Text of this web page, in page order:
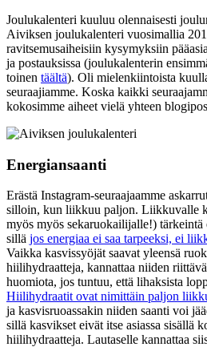
Joulukalenteri kuuluu olennaisesti
Aiviksen joulukalenteri vuosimallia
ravitsemusaiheisiin kysymyksiin
ja postauksissa (joulukalenterin
toinen täältä). Oli mielenkiintoista
seuraajiamme. Koska kaikki
kokosimme aiheet vielä yhteen
Energiansaanti
Erästä Instagram-seuraajaamme
silloin, kun liikkuu paljon. Liikkuvalle
myös myös sekaruokailijalle!) tärkeintä
sillä jos energiaa ei saa tarpeeksi, ei
Vaikka kasvissyöjät saavat yleensä
hiilihydraatteja, kannattaa niiden
huomiota, jos tuntuu, että lihaksista
Hiilihydraatit ovat nimittäin paljon
ja kasvisruoassakin niiden saanti voi
sillä kasvikset eivät itse asiassa sisällä
hiilihydraatteja. Lautaselle kannattaa